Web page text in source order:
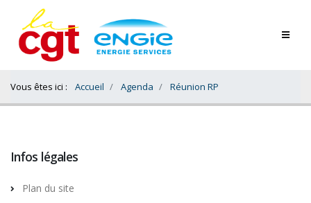
Contenu
Bas
Vous êtes ici : Accueil Agenda Réunion RP
Infos légales
Plan du site